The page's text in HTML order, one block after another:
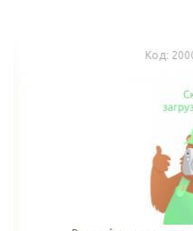
Код: